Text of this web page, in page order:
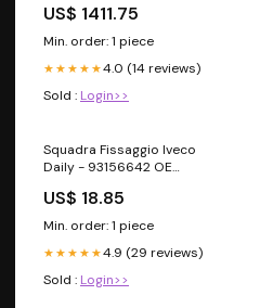
US$ 1411.75
Min. order: 1 piece
★★★★★4.0 (14 reviews)
Sold : Login>>
Squadra Fissaggio Iveco
Daily - 93156642 OE
US$ 18.85
Min. order: 1 piece
★★★★★4.9 (29 reviews)
Sold : Login>>